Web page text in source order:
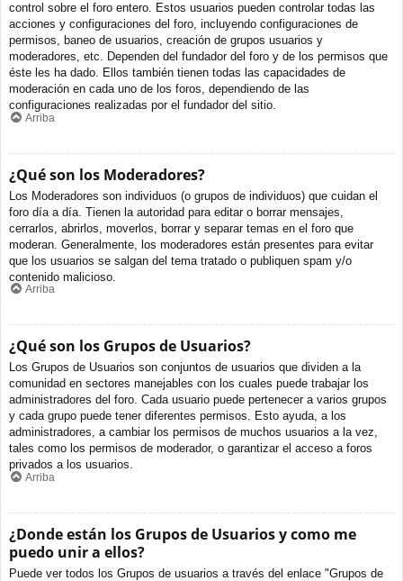
control sobre el foro entero. Estos usuarios pueden controlar todas las
acciones y configuraciones del foro, incluyendo configuraciones de
permisos, baneo de usuarios, creación de grupos usuarios y
moderadores, etc. Dependen del fundador del foro y de los permisos que
éste les ha dado. Ellos también tienen todas las capacidades de
moderación en cada uno de los foros, dependiendo de las
configuraciones realizadas por el fundador del sitio.
Arriba
¿Qué son los Moderadores?
Los Moderadores son individuos (o grupos de individuos) que cuidan el
foro día a día. Tienen la autoridad para editar o borrar mensajes,
cerrarlos, abrirlos, moverlos, borrar y separar temas en el foro que
moderan. Generalmente, los moderadores están presentes para evitar
que los usuarios se salgan del tema tratado o publiquen spam y/o
contenido malicioso.
Arriba
¿Qué son los Grupos de Usuarios?
Los Grupos de Usuarios son conjuntos de usuarios que dividen a la
comunidad en sectores manejables con los cuales puede trabajar los
administradores del foro. Cada usuario puede pertenecer a varios grupos
y cada grupo puede tener diferentes permisos. Esto ayuda, a los
administradores, a cambiar los permisos de muchos usuarios a la vez,
tales como los permisos de moderador, o garantizar el acceso a foros
privados a los usuarios.
Arriba
¿Donde están los Grupos de Usuarios y como me
puedo unir a ellos?
Puede ver todos los Grupos de usuarios a través del enlace "Grupos de